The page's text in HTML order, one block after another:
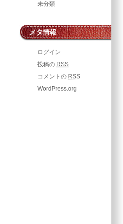
未分類
メタ情報
ログイン
投稿の RSS
コメントの RSS
WordPress.org